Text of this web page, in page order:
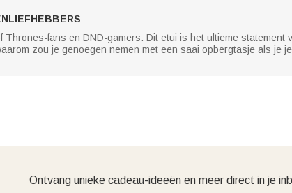
Thrones-fans en DND-gamers. Dit etui is het ultieme statement
zou je genoegen nemen met een saai opbergtasje als je
Ontvang unieke cadeau-ideeën en meer direct in je